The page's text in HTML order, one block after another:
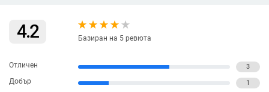
4.2 Базиран на 5 ревюта
Отличен 3
Добър 1